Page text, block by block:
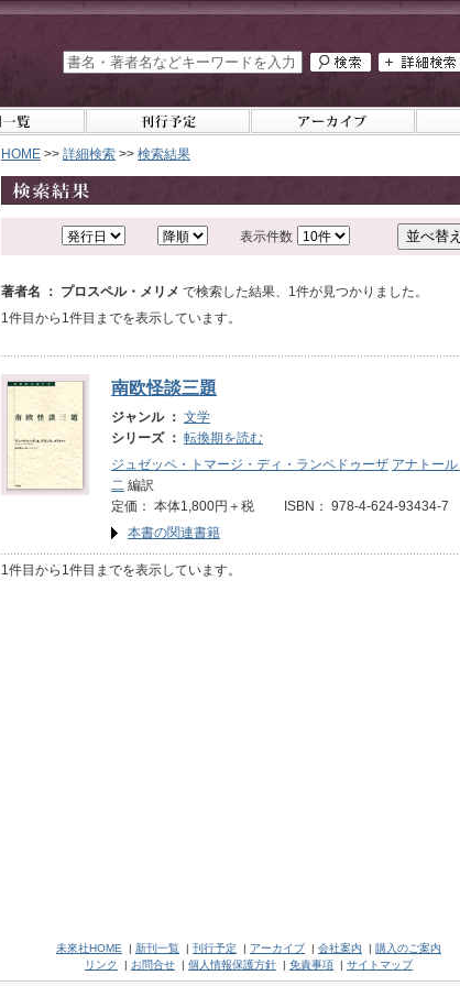
HOME >> 詳細検索 >> 検索結果
表示件数
著者名 ： プロスペル・メリメ で検索した結果、1件が見つかりました。
1件目から1件目までを表示しています。
南欧怪談三題
ジャンル ： 文学
シリーズ ： 転換期を読む
ジュゼッペ・トマージ・ディ・ランペドゥーザ アナトー
二 編訳
定価： 本体1,800円＋税 ISBN： 978-4-624-93434-
本書の関連書籍
1件目から1件目までを表示しています。
未來社HOME | 新刊一覧 | 刊行予定 | アーカイブ | 会社案内 | 購入のご案内
リンク
| お問合せ | 個人情報保護方針 | 免責事項 | サイトマップ